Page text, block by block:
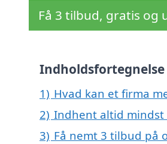
Få 3 tilbud, gratis og
Indholdsfortegnelse
1) Hvad kan et firma
2) Indhent altid
3) Få nemt 3 tilbud på